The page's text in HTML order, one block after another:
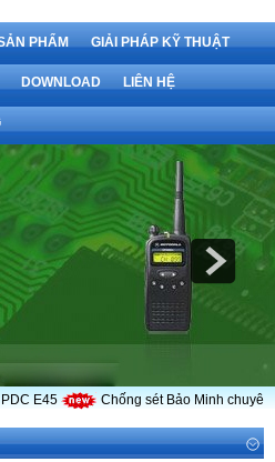
PHẨM GIẢI PHÁP KỸ THUẬT
DOWNLOAD LIÊN HỆ
E45 Chống sét Bảo Minh chuyên